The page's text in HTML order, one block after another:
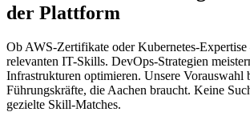
der Plattform
Ob AWS-Zertifikate oder Kubernetes-
relevanten IT-Skills. DevOps-Strategien
Infrastrukturen optimieren. Unsere Vorauswahl
Führungskräfte, die Aachen braucht. Keine
gezielte Skill-Matches.